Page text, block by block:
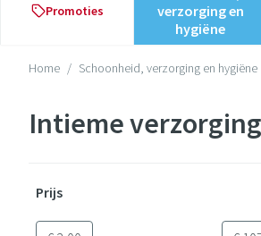
Promoties
verzorging en
hygiëne
Toon
Home / Schoonheid, verzorging en hygiëne
Intieme verzorging
Prijs